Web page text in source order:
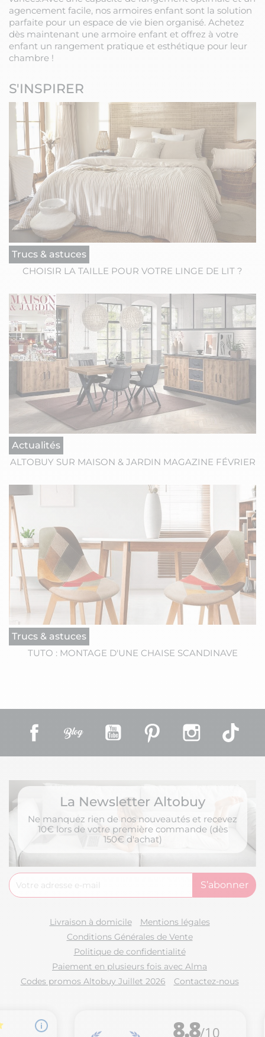
agencement facile, nos armoires enfant sont la solution
parfaite pour un espace de vie bien organisé. Achetez
dès maintenant une armoire enfant et offrez à votre
enfant un rangement pratique et esthétique pour leur
chambre !
S'INSPIRER
Trucs & astuces
CHOISIR LA TAILLE POUR VOTRE LINGE DE LIT ?
Actualités
ALTOBUY SUR MAISON & JARDIN MAGAZINE FÉVRIER
Trucs & astuces
TUTO : MONTAGE D'UNE CHAISE SCANDINAVE
Facebook YouTube Pinterest Instagram
La Newsletter Altobuy
Ne manquez rien de nos nouveautés et recevez
10€ lors de votre première commande (dès
150€ d'achat)
Livraison à domicile
Mentions légales
Conditions Générales de Vente
Politique de confidentialité
Paiement en plusieurs fois avec Alma
Codes promos Altobuy Juillet 2026
Contactez-nous